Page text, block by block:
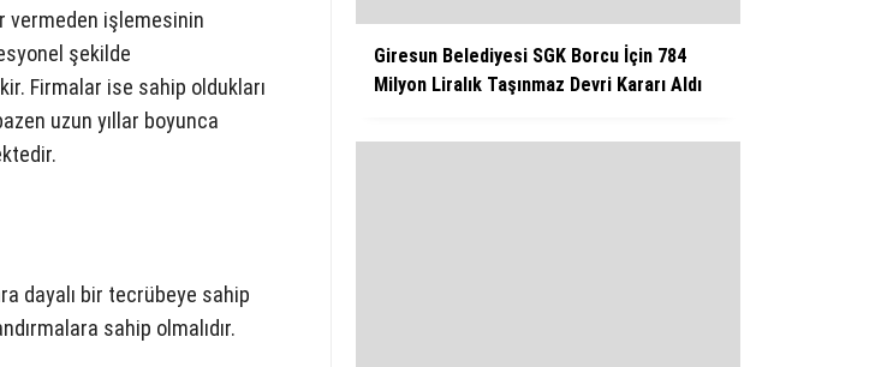
vermeden işlemesinin
şekilde
Firmalar ise sahip oldukları
uzun yıllar boyunca
dayalı bir tecrübeye sahip
sahip olmalıdır.
Giresun Belediyesi SGK Borcu İçin 784
Milyon Liralık Taşınmaz Devri Kararı Aldı